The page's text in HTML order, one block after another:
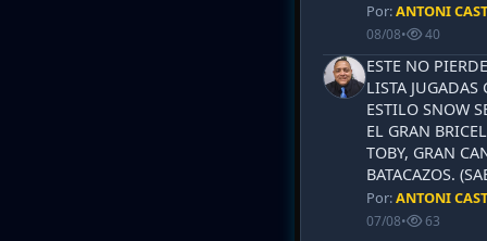
Por:ANTONI
08/08• 40
ESTE NO
LISTA JUGADAS
ESTILO SNOW
EL GRAN
TOBY, GRAN
BATACAZOS.
Por:ANTONI
07/08• 63